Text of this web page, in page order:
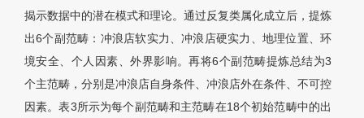
揭示数据中的潜在模式和理论。通过反复类属化成立后，提炼
出6个副范畴：冲浪店软实力、冲浪店硬实力、地理位置、环
境安全、个人因素、外界影响。再将6个副范畴提炼总结为3
个主范畴，分别是冲浪店自身条件、冲浪店外在条件、不可控
因素。表3所示为每个副范畴和主范畴在18个初始范畴中的出